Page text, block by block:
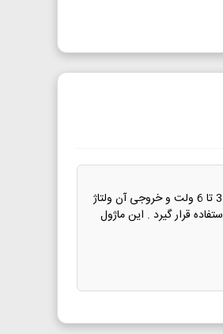
کوچک با قابلیت جرقه زنی است . این ماژول دارای دو سیم ورودی و دو سیم خروجی می باشد که ورودی آن ولتاژی بین 3.6 تا 6 ولت و خروجی آن ولتاژ
قرار گیرد . این ماژول